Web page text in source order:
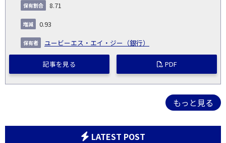
8.71
0.93
ユービーエス・エイ・ジー（銀行）
記事を見る PDF
もっと見る
LATEST POST